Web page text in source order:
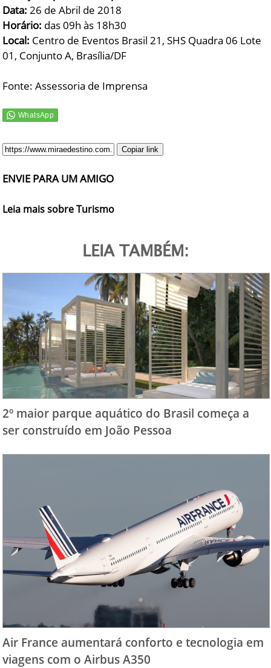
Data: 26 de Abril de 2018
Horário: das 09h às 18h30
Local: Centro de Eventos Brasil 21, SHS Quadra 06 Lote
01, Conjunto A, Brasília/DF
Fonte: Assessoria de Imprensa
Copiar link
ENVIE PARA UM AMIGO
Leia mais sobre Turismo
LEIA TAMBÉM:
2º maior parque aquático do Brasil começa a
ser construído em João Pessoa
Air France aumentará conforto e tecnologia em
viagens com o Airbus A350